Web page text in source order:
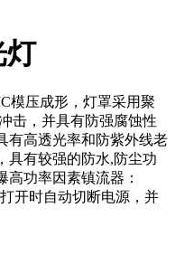
灯
模压成形，灯罩采用聚
击，并具有防强腐蚀性
有高透光率和防紫外线老
具有较强的防水,防尘功
功率因素镇流器：
开时自动切断电源，并